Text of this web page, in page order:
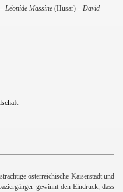
– Léonide Massine (Husar) – David
österreichische Kaiserstadt und
gewinnt den Eindruck, dass